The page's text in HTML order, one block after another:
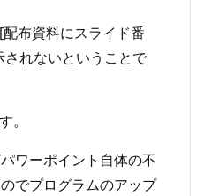
布資料にスライド番
れないということで
。
ワーポイント自体の不
でプログラムのアップ